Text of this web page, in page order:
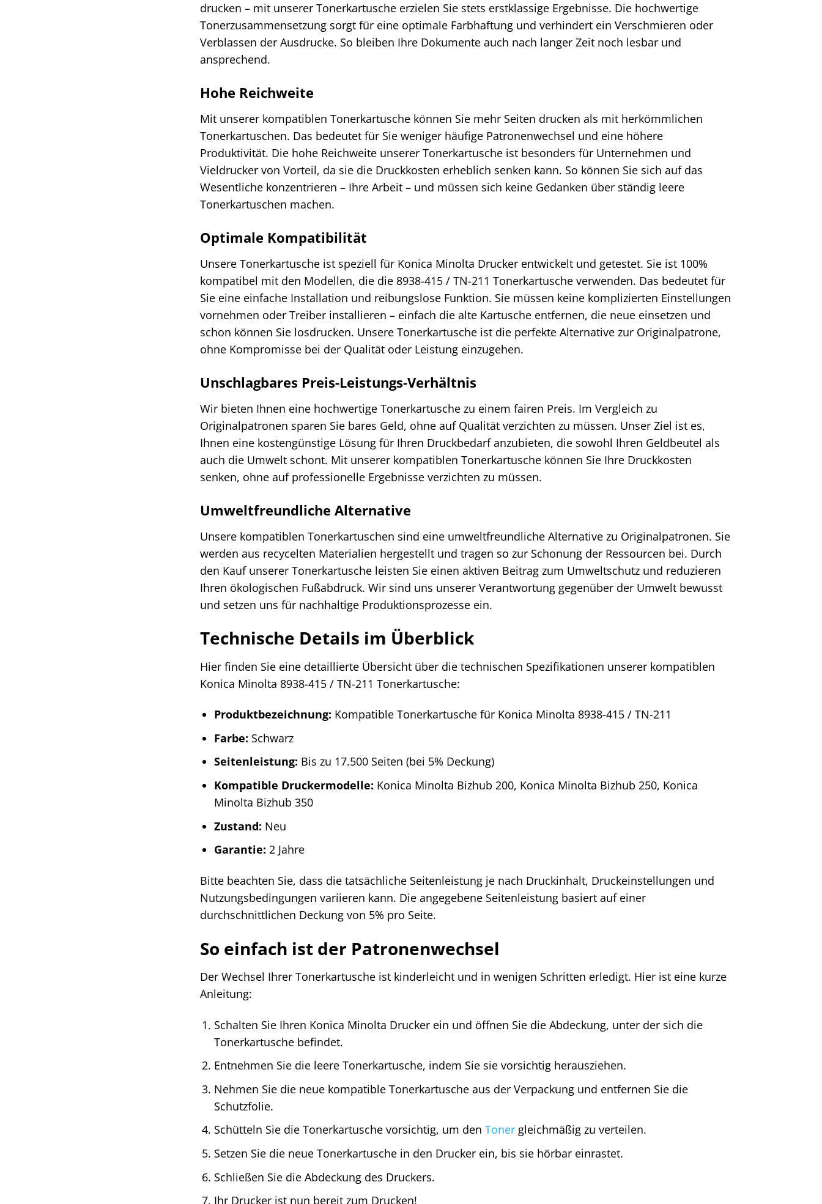
drucken – mit unserer Tonerkartusche erzielen Sie stets erstklassige Ergebnisse. Die hochwertige
Tonerzusammensetzung sorgt für eine optimale Farbhaftung und verhindert ein Verschmieren oder
Verblassen der Ausdrucke. So bleiben Ihre Dokumente auch nach langer Zeit noch lesbar und
ansprechend.
Hohe Reichweite
Mit unserer kompatiblen Tonerkartusche können Sie mehr Seiten drucken als mit herkömmlichen
Tonerkartuschen. Das bedeutet für Sie weniger häufige Patronenwechsel und eine höhere
Produktivität. Die hohe Reichweite unserer Tonerkartusche ist besonders für Unternehmen und
Vieldrucker von Vorteil, da sie die Druckkosten erheblich senken kann. So können Sie sich auf das
Wesentliche konzentrieren – Ihre Arbeit – und müssen sich keine Gedanken über ständig leere
Tonerkartuschen machen.
Optimale Kompatibilität
Unsere Tonerkartusche ist speziell für Konica Minolta Drucker entwickelt und getestet. Sie ist 100%
kompatibel mit den Modellen, die die 8938-415 / TN-211 Tonerkartusche verwenden. Das bedeutet für
Sie eine einfache Installation und reibungslose Funktion. Sie müssen keine komplizierten Einstellungen
vornehmen oder Treiber installieren – einfach die alte Kartusche entfernen, die neue einsetzen und
schon können Sie losdrucken. Unsere Tonerkartusche ist die perfekte Alternative zur Originalpatrone,
ohne Kompromisse bei der Qualität oder Leistung einzugehen.
Unschlagbares Preis-Leistungs-Verhältnis
Wir bieten Ihnen eine hochwertige Tonerkartusche zu einem fairen Preis. Im Vergleich zu
Originalpatronen sparen Sie bares Geld, ohne auf Qualität verzichten zu müssen. Unser Ziel ist es,
Ihnen eine kostengünstige Lösung für Ihren Druckbedarf anzubieten, die sowohl Ihren Geldbeutel als
auch die Umwelt schont. Mit unserer kompatiblen Tonerkartusche können Sie Ihre Druckkosten
senken, ohne auf professionelle Ergebnisse verzichten zu müssen.
Umweltfreundliche Alternative
Unsere kompatiblen Tonerkartuschen sind eine umweltfreundliche Alternative zu Originalpatronen. Sie
werden aus recycelten Materialien hergestellt und tragen so zur Schonung der Ressourcen bei. Durch
den Kauf unserer Tonerkartusche leisten Sie einen aktiven Beitrag zum Umweltschutz und reduzieren
Ihren ökologischen Fußabdruck. Wir sind uns unserer Verantwortung gegenüber der Umwelt bewusst
und setzen uns für nachhaltige Produktionsprozesse ein.
Technische Details im Überblick
Hier finden Sie eine detaillierte Übersicht über die technischen Spezifikationen unserer kompatiblen
Konica Minolta 8938-415 / TN-211 Tonerkartusche:
Produktbezeichnung: Kompatible Tonerkartusche für Konica Minolta 8938-415 / TN-211
Farbe: Schwarz
Seitenleistung: Bis zu 17.500 Seiten (bei 5% Deckung)
Kompatible Druckermodelle: Konica Minolta Bizhub 200, Konica Minolta Bizhub 250, Konica
Minolta Bizhub 350
Zustand: Neu
Garantie: 2 Jahre
Bitte beachten Sie, dass die tatsächliche Seitenleistung je nach Druckinhalt, Druckeinstellungen und
Nutzungsbedingungen variieren kann. Die angegebene Seitenleistung basiert auf einer
durchschnittlichen Deckung von 5% pro Seite.
So einfach ist der Patronenwechsel
Der Wechsel Ihrer Tonerkartusche ist kinderleicht und in wenigen Schritten erledigt. Hier ist eine kurze
Anleitung:
Schalten Sie Ihren Konica Minolta Drucker ein und öffnen Sie die Abdeckung, unter der sich die
Tonerkartusche befindet.
Entnehmen Sie die leere Tonerkartusche, indem Sie sie vorsichtig herausziehen.
Nehmen Sie die neue kompatible Tonerkartusche aus der Verpackung und entfernen Sie die
Schutzfolie.
Schütteln Sie die Tonerkartusche vorsichtig, um den Tonergleichmäßig zu verteilen.
Setzen Sie die neue Tonerkartusche in den Drucker ein, bis sie hörbar einrastet.
Schließen Sie die Abdeckung des Druckers.
Ihr Drucker ist nun bereit zum Drucken!